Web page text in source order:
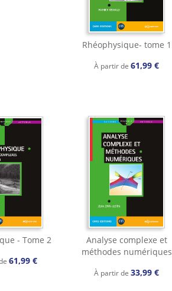
Rhéophysique- tome 1
À partir de 61,99 €
- Tome 2
61,99 €
Analyse complexe et
méthodes numériques
À partir de 33,99 €